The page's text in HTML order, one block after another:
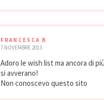
FRANCESCA B
7 NOVEMBRE 2013
Adoro le wish list ma ancora di
si avverano!
Non conoscevo questo sito